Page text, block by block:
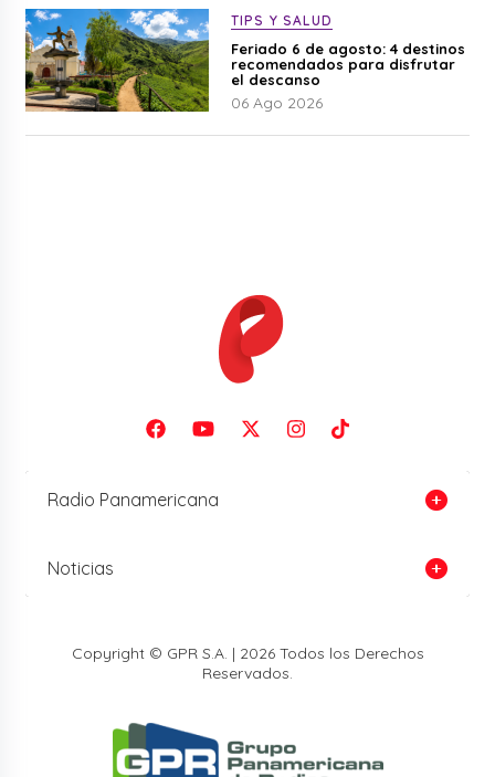
TIPS Y SALUD
Feriado 6 de agosto: 4 destinos
recomendados para disfrutar
el descanso
06 Ago 2026
Radio Panamericana
Noticias
Copyright © GPR S.A. | 2026 Todos los Derechos
Reservados.